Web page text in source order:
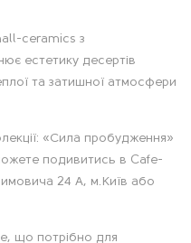
ceramics з
естетику десертів
та затишної атмосфери
«Сила пробудження»
подивитись в Cafe-
24 А, м.Київ або
що потрібно для